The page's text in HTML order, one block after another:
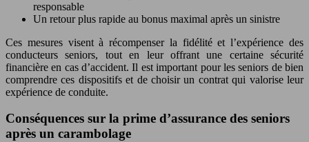
responsable
Un retour plus rapide au bonus maximal après un sinistre
Ces mesures visent à récompenser la fidélité et l’expérience des
conducteurs seniors, tout en leur offrant une certaine sécurité
financière en cas d’accident. Il est important pour les seniors de bien
comprendre ces dispositifs et de choisir un contrat qui valorise leur
expérience de conduite.
Conséquences sur la prime d’assurance des seniors
après un carambolage